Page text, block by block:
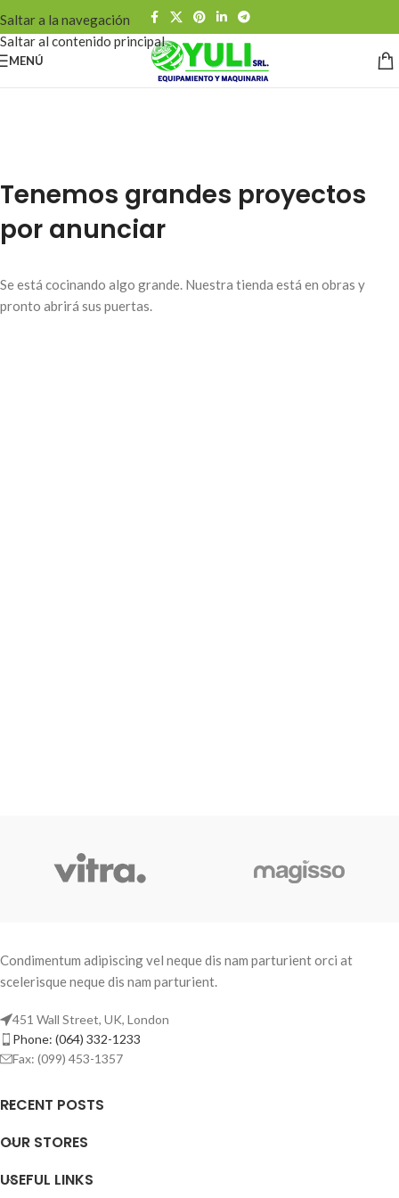
Saltar a la navegación
Saltar al contenido principal
MENÚ
Tenemos grandes proyectos
por anunciar
Se está cocinando algo grande. Nuestra tienda está en obras y
pronto abrirá sus puertas.
Condimentum adipiscing vel neque dis nam parturient orci at
scelerisque neque dis nam parturient.
451 Wall Street, UK, London
Phone: (064) 332-1233
Fax: (099) 453-1357
RECENT POSTS
OUR STORES
USEFUL LINKS